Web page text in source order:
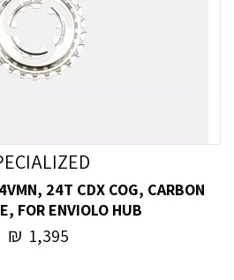
24T CDX COG, CARBON
FOR ENVIOLO HUB
1,395
₪